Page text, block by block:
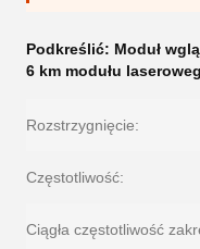
Podkreślić: Moduł
6 km modułu
Rozstrzygnięcie:
Częstotliwość:
Ciągła częstotliwość